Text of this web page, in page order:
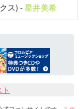
ス) -星井美希